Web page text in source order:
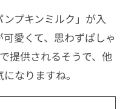
ンプキンミルク」が入
愛くて、思わずぱしゃ
提供されるそうで、他
なりますね。